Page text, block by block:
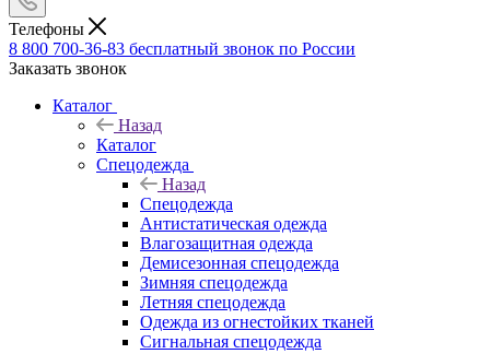
Телефоны
8 800 700-36-83 бесплатный звонок по России
Заказать звонок
Каталог
Назад
Каталог
Спецодежда
Назад
Спецодежда
Антистатическая одежда
Влагозащитная одежда
Демисезонная спецодежда
Зимняя спецодежда
Летняя спецодежда
Одежда из огнестойких тканей
Сигнальная спецодежда